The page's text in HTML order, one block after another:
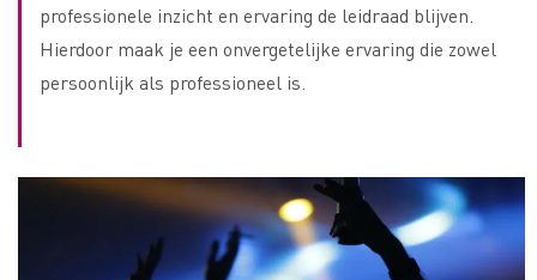
professionele inzicht en ervaring de leidraad blijven.
Hierdoor maak je een onvergetelijke ervaring die zowel
persoonlijk als professioneel is.